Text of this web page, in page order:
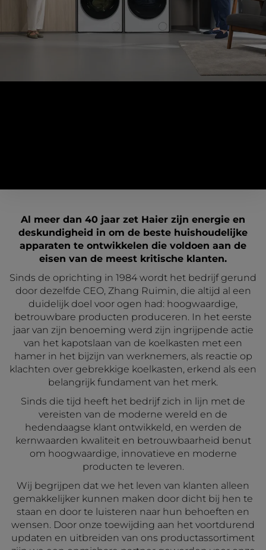
Al meer dan 40 jaar zet Haier zijn energie en
deskundigheid in om de beste huishoudelijke
apparaten te ontwikkelen die voldoen aan de
eisen van de meest kritische klanten.
Sinds de oprichting in 1984 wordt het bedrijf gerund
door dezelfde CEO, Zhang Ruimin, die altijd al een
duidelijk doel voor ogen had: hoogwaardige,
betrouwbare producten produceren. In het eerste
jaar van zijn benoeming werd zijn ingrijpende actie
van het kapotslaan van de koelkasten met een
hamer in het bijzijn van werknemers, als reactie op
klachten over gebrekkige koelkasten, erkend als een
belangrijk fundament van het merk.
Sinds die tijd heeft het bedrijf zich in lijn met de
vereisten van de moderne wereld en de
hedendaagse klant ontwikkeld, en werden de
kernwaarden kwaliteit en betrouwbaarheid benut
om hoogwaardige, innovatieve en moderne
producten te leveren.
Wij begrijpen dat we het leven van klanten alleen
gemakkelijker kunnen maken door dicht bij hen te
staan en door te luisteren naar hun behoeften en
wensen. Door onze toewijding aan het voortdurend
updaten en uitbreiden van ons productassortiment